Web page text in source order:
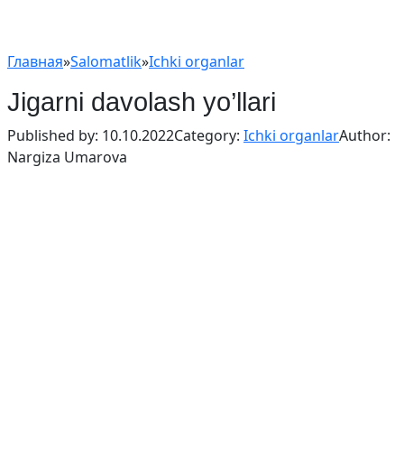
Главная»Salomatlik»Ichki organlar
Jigarni davolash yo’llari
Published by: 10.10.2022Category: Ichki organlarAuthor:
Nargiza Umarova